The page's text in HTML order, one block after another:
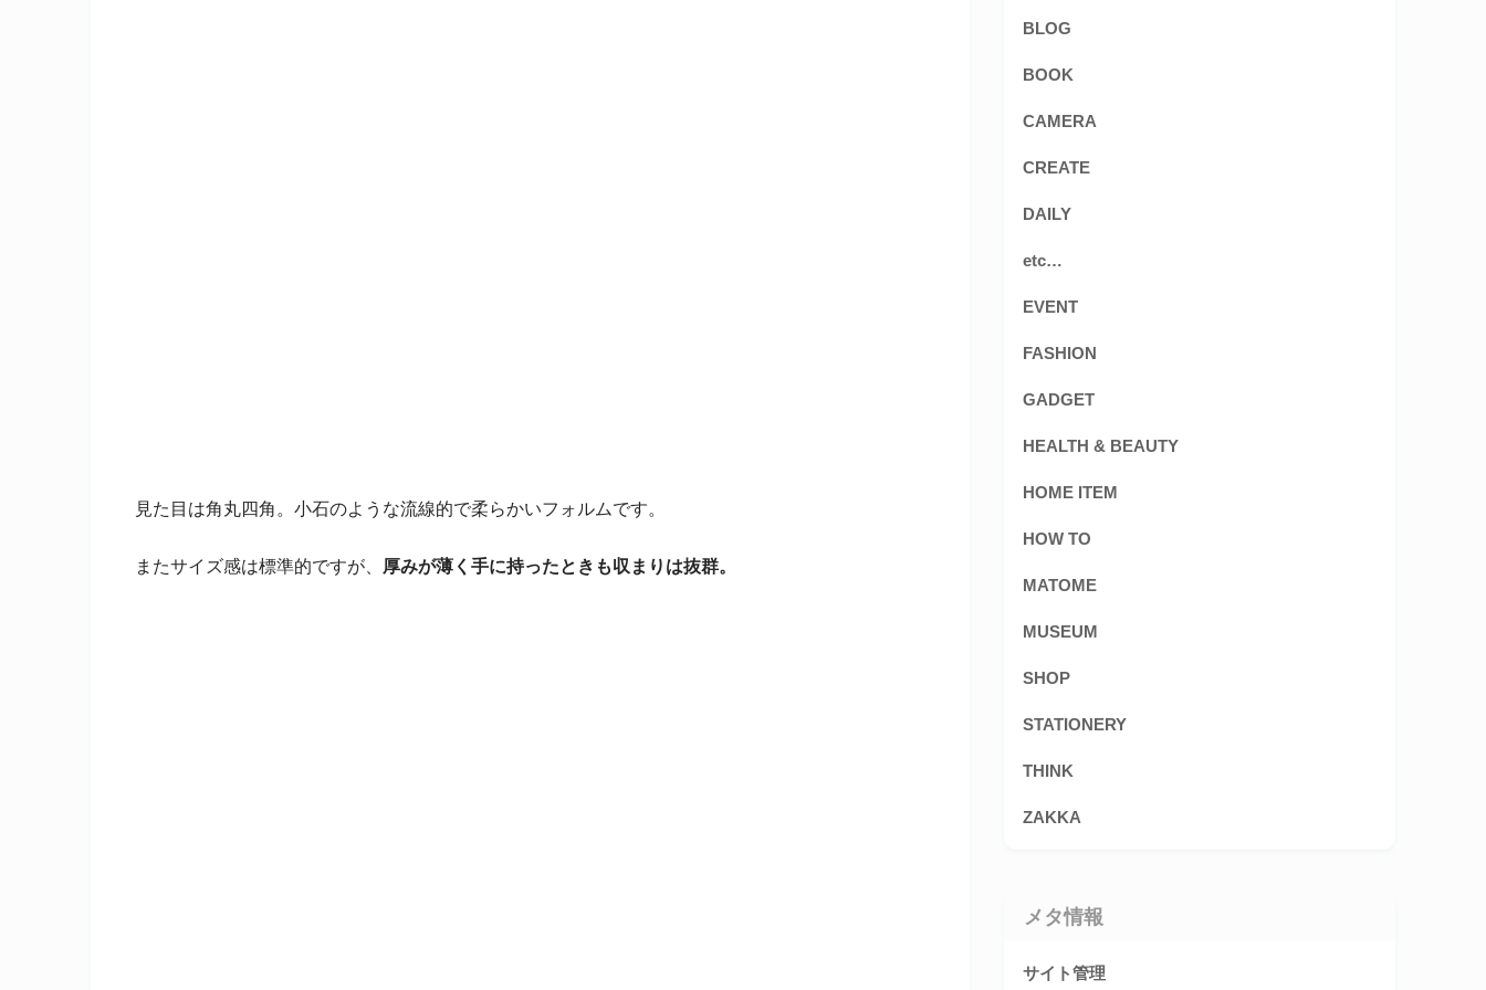
見た目は角丸四角。小石のような流線的で柔らかいフォルムです。
またサイズ感は標準的ですが、 厚みが薄く手に持ったときも収まりは抜群。
BLOG
BOOK
CAMERA
CREATE
DAILY
etc…
EVENT
FASHION
GADGET
HEALTH & BEAUTY
HOME ITEM
HOW TO
MATOME
MUSEUM
SHOP
STATIONERY
THINK
ZAKKA
メタ情報
サイト管理